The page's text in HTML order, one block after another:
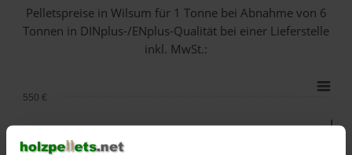
Pelletspreise in Wilsum für 1 Tonne bei Abnahmevon 6
Tonnen in DINplus-/ENplus-Qualität bei einer Lieferstelle
inkl. MwSt.:
500 €
550 €